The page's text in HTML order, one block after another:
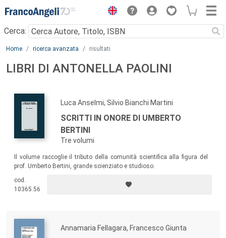
Menu
Cerca:
Main content
Home ricerca avanzata risultati
LIBRI DI ANTONELLA PAOLINI
Luca Anselmi, Silvio Bianchi Martini
SCRITTI IN ONORE DI UMBERTO
BERTINI
Tre volumi
Il volume raccoglie il tributo della comunità scientifica alla figura del
prof. Umberto Bertini, grande scienziato e studioso.
cod.
10365.56
Annamaria Fellagara, Francesco Giunta